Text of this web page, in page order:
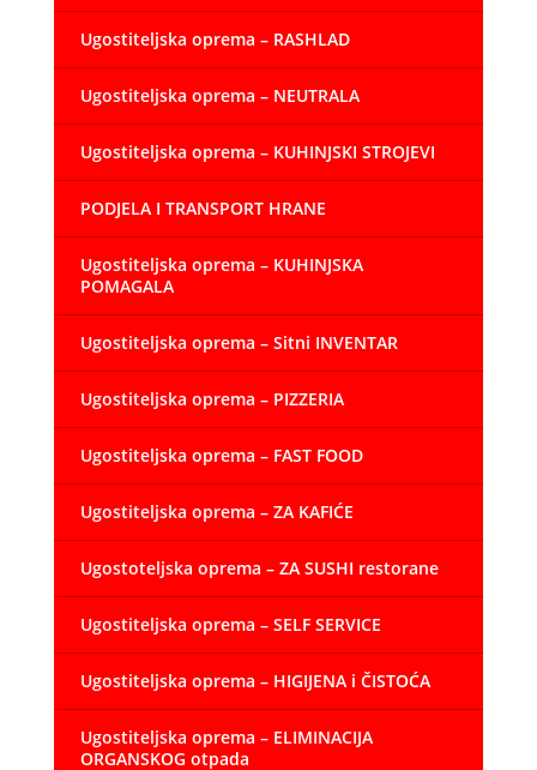
Ugostiteljska oprema – RASHLAD
Ugostiteljska oprema – NEUTRALA
Ugostiteljska oprema – KUHINJSKI STROJEVI
PODJELA I TRANSPORT HRANE
Ugostiteljska oprema – KUHINJSKA
POMAGALA
Ugostiteljska oprema – Sitni INVENTAR
Ugostiteljska oprema – PIZZERIA
Ugostiteljska oprema – FAST FOOD
Ugostiteljska oprema – ZA KAFIĆE
Ugostoteljska oprema – ZA SUSHI restorane
Ugostiteljska oprema – SELF SERVICE
Ugostiteljska oprema – HIGIJENA i ČISTOĆA
Ugostiteljska oprema – ELIMINACIJA
ORGANSKOG otpada